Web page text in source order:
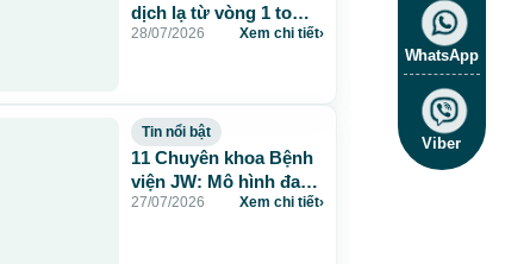
dịch lạ từ vòng 1 to
115cm do tiêm mỡ
28/07/2026 Xem chi tiết›
Tin nổi bật
11 Chuyên khoa Bệnh
viện JW: Mô hình đa
khoa chuẩn Hàn chăm
27/07/2026 Xem chi tiết›
WhatsApp
Viber